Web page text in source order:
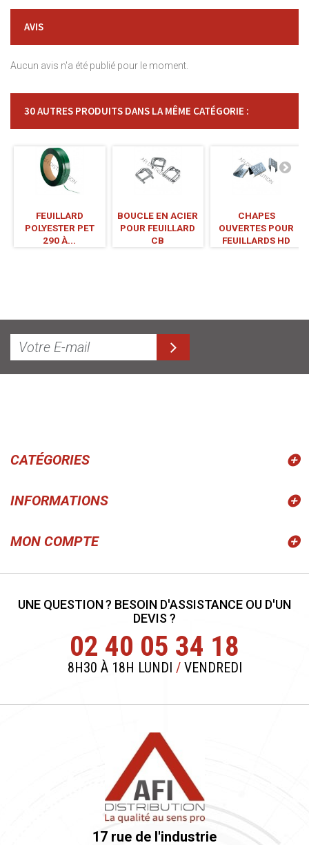
AVIS
Aucun avis n'a été publié pour le moment.
30 AUTRES PRODUITS DANS LA MÊME CATÉGORIE :
FEUILLARD
POLYESTER PET
290 À...
BOUCLE EN ACIER
POUR FEUILLARD
CB
CHAPES
OUVERTES POUR
FEUILLARDS HD
CATÉGORIES
INFORMATIONS
MON COMPTE
UNE QUESTION ? BESOIN D'ASSISTANCE OU D'UN
DEVIS ?
02 40 05 34 18
8H30 À 18H LUNDI /VENDREDI
17 rue de l'industrie